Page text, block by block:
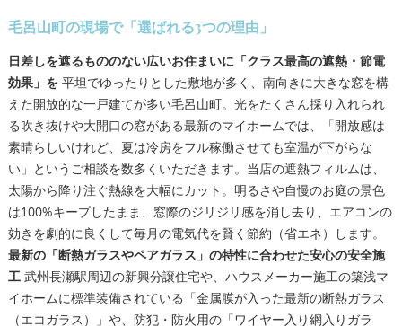
毛呂山町の現場で「選ばれる3つの理由」
日差しを遮るもののない広いお住まいに「クラス最高の遮熱・節電
効果」を平坦でゆったりとした敷地が多く、南向きに大きな窓を構
えた開放的な一戸建てが多い毛呂山町。光をたくさん採り入れられ
る吹き抜けや大開口の窓がある最新のマイホームでは、「開放感は
素晴らしいけれど、夏は冷房をフル稼働させても室温が下がらな
い」というご相談を数多くいただきます。当店の遮熱フィルムは、
太陽から降り注ぐ熱線を大幅にカット。明るさや自慢のお庭の景色
は100%キープしたまま、窓際のジリジリ感を消し去り、エアコンの
効きを劇的に良くして毎月の電気代を賢く節約（省エネ）します。
最新の「断熱ガラスやペアガラス」の特性に合わせた安心の安全施
工武州長瀬駅周辺の新興分譲住宅や、ハウスメーカー施工の築浅マ
イホームに標準装備されている「金属膜が入った最新の断熱ガラス
（エコガラス）」や、防犯・防火用の「ワイヤー入り網入りガラ